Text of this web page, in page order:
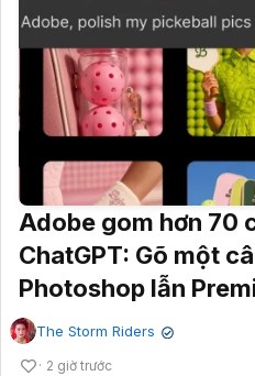
Adobe gom hơn 70
ChatGPT: Gõ một
Photoshop lẫn
The Storm Riders ✔
2 giờ trước